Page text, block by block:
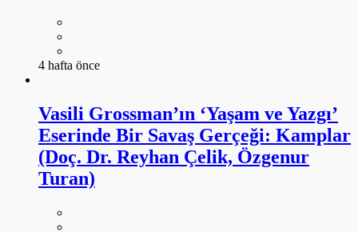
4 hafta önce
Vasili Grossman’ın ‘Yaşam ve Yazgı’
Eserinde Bir Savaş Gerçeği: Kamplar
(Doç. Dr. Reyhan Çelik, Özgenur
Turan)